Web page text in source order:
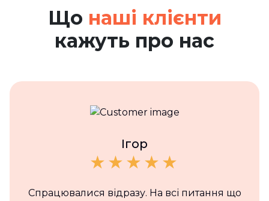
Що наші клієнти
кажуть про нас
Ігор
Спрацювалися відразу. На всі питання що